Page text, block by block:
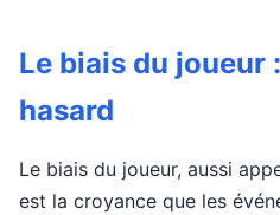
Le biais du joueur
hasard
Le biais du joueur, aussi
est la croyance que les